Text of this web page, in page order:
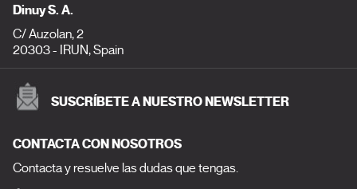
Dinuy S. A.
C/ Auzolan, 2
20303 - IRUN, Spain
SUSCRÍBETE A NUESTRO NEWSLETTER
CONTACTA CON NOSOTROS
Contacta y resuelve las dudas que tengas.